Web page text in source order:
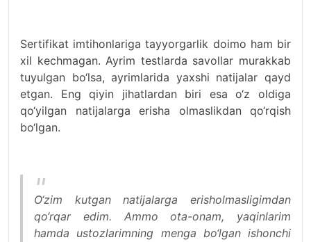
Sertifikat imtihonlariga tayyorgarlik doimo ham bir
xil kechmagan. Ayrim testlarda savollar murakkab
tuyulgan bo‘lsa, ayrimlarida yaxshi natijalar qayd
etgan. Eng qiyin jihatlardan biri esa o‘z oldiga
qo‘yilgan natijalarga erisha olmaslikdan qo‘rqish
bo‘lgan.
O‘zim kutgan natijalarga erisholmasligimdan
qo‘rqar edim. Ammo ota-onam, yaqinlarim
hamda ustozlarimning menga bo‘lgan ishonchi